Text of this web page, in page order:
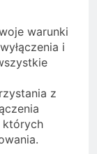
warunki
i
z
których